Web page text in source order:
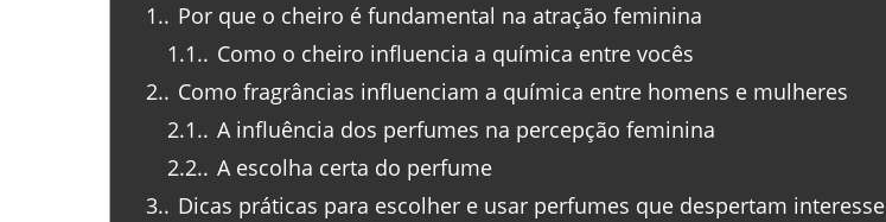
1. Por que o cheiro é fundamental na atração feminina
1.1. Como o cheiro influencia a química entre vocês
2. Como fragrâncias influenciam a química entre homens e mulheres
2.1. A influência dos perfumes na percepção feminina
2.2. A escolha certa do perfume
3. Dicas práticas para escolher e usar perfumes que despertam interesse